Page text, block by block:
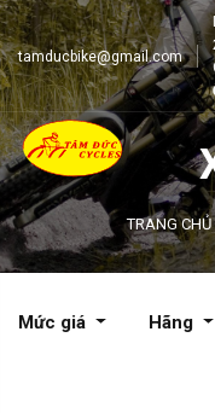
tamducbike@gmail.com
TRANG CHỦ
Mức giá Hãng